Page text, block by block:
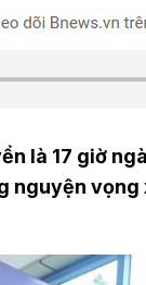
là 17 giờ
nguyện